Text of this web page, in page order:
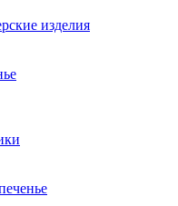
изделия